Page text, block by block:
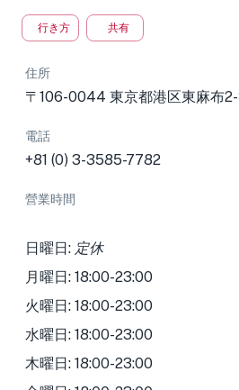
行き方 共有
住所
〒106-0044 東京都港区東麻布
電話
+81 (0) 3-3585-7782
營業時間
日曜日: 定休
月曜日: 18:00-23:00
火曜日: 18:00-23:00
水曜日: 18:00-23:00
木曜日: 18:00-23:00